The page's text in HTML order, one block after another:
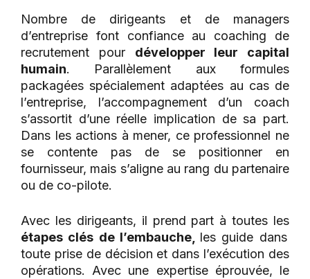
Nombre de dirigeants et de managers
d’entreprise font confiance au coaching de
recrutement pour développer leur capital
humain. Parallèlement aux formules
packagées spécialement adaptées au cas de
l’entreprise, l’accompagnement d’un coach
s’assortit d’une réelle implication de sa part.
Dans les actions à mener, ce professionnel ne
se contente pas de se positionner en
fournisseur, mais s’aligne au rang du partenaire
ou de co-pilote.
Avec les dirigeants, il prend part à toutes les
étapes clés de l’embauche, les guide dans
toute prise de décision et dans l’exécution des
opérations. Avec une expertise éprouvée, le